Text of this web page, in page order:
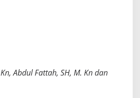
Abdul Fattah, SH, M. Kn dan